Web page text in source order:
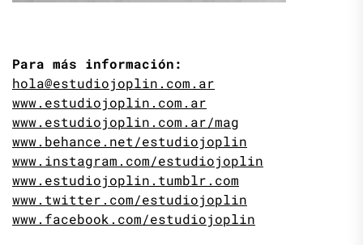
Para más información:
hola@estudiojoplin.com.ar
www.estudiojoplin.com.ar
www.estudiojoplin.com.ar/mag
www.behance.net/estudiojoplin
www.instagram.com/estudiojoplin
www.estudiojoplin.tumblr.com
www.twitter.com/estudiojoplin
www.facebook.com/estudiojoplin